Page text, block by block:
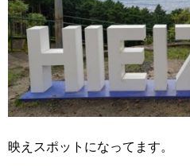
映えスポットになってます。